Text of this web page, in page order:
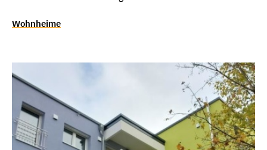
Wohnheime